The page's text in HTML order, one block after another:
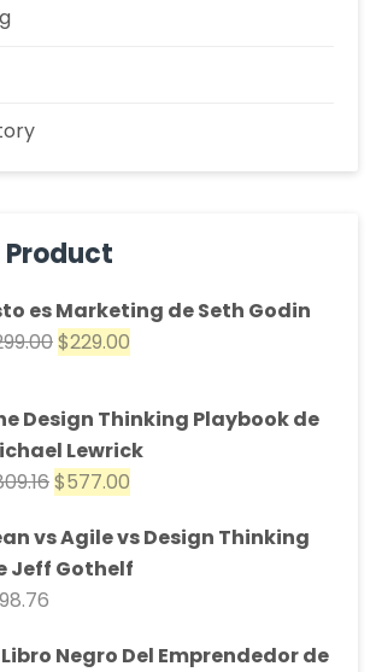
es Marketing de Seth Godin
$229.00
Design Thinking Playbook de
Lewrick
$577.00
vs Agile vs Design Thinking
Jeff Gothelf
Libro Negro Del Emprendedor de